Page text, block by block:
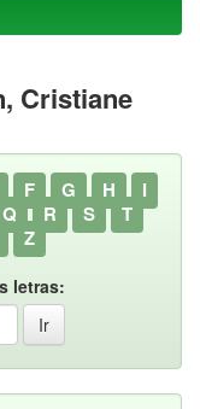
Cristiane
F G H
I
Q R S
T
Z
letras: